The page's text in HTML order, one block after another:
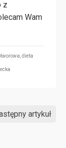
z
Wam
,dieta
artykuł